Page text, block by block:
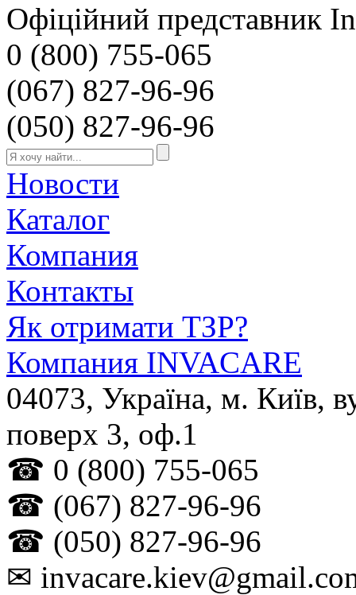
Офіційний представник
0 (800) 755-065
(067) 827-96-96
(050) 827-96-96
Новости
Каталог
Компания
Контакты
Як отримати ТЗР?
Компания INVACARE
04073, Україна, м. Київ,
поверх 3, оф.1
☎ 0 (800) 755-065
☎ (067) 827-96-96
☎ (050) 827-96-96
✉